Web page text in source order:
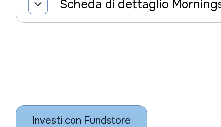
Scheda di dettaglio
Investi con Fundstore